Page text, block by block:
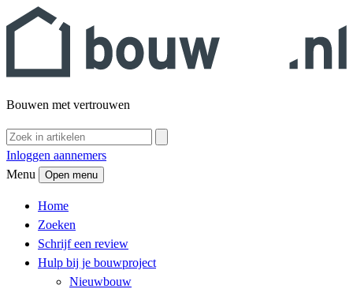
Bouwen met vertrouwen
Inloggen aannemers
Menu
Open menu
Home
Zoeken
Schrijf een review
Hulp bij je bouwproject
Nieuwbouw